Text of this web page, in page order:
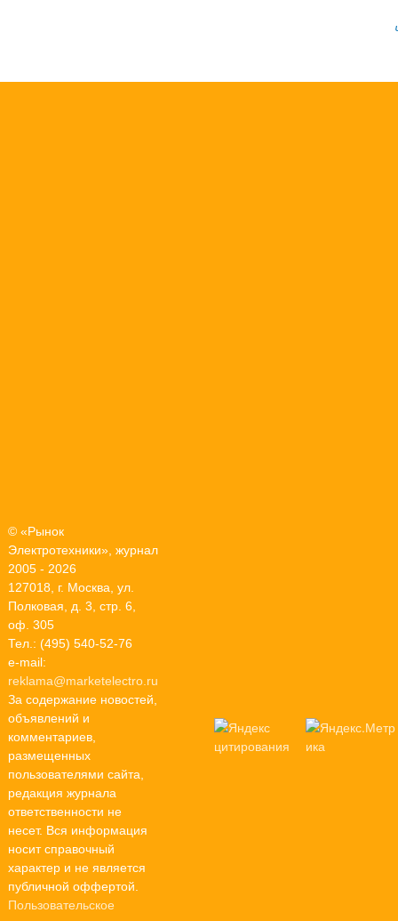
© «Рынок
Электротехники», журнал
2005 - 2026
127018, г. Москва, ул.
Полковая, д. 3, стр. 6,
оф. 305
Тел.: (495) 540-52-76
e-mail:
reklama@marketelectro.ru
За содержание новостей,
объявлений и
комментариев,
размещенных
пользователями сайта,
редакция журнала
ответственности не
несет. Вся информация
носит справочный
характер и не является
публичной оффертой.
Пользовательское